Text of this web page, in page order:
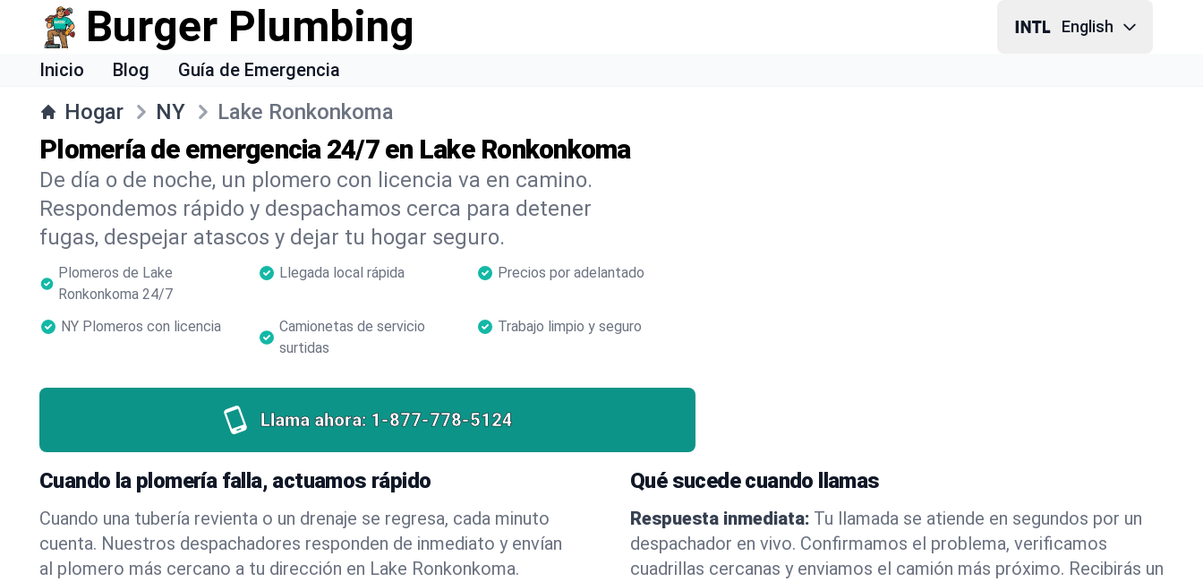
Burger Plumbing English
Inicio Blog Guía de Emergencia
Hogar NY Lake Ronkonkoma
Plomería de emergencia 24/7 en Lake Ronkonkoma
De día o de noche, un plomero con licencia va en camino.
Respondemos rápido y despachamos cerca para detener
fugas, despejar atascos y dejar tu hogar seguro.
Plomeros de Lake
Ronkonkoma 24/7
Llegada local rápida Precios por adelantado
NY Plomeros con licencia
Camionetas de servicio
surtidas
Trabajo limpio y seguro
Llama ahora: 1-877-778-5124
Cuando la plomería falla, actuamos rápido
Cuando una tubería revienta o un drenaje se regresa, cada minuto
cuenta. Nuestros despachadores responden de inmediato y envían
al plomero más cercano a tu dirección en Lake Ronkonkoma.
Qué sucede cuando llamas
Respuesta inmediata: Tu llamada se atiende en segundos por un
despachador en vivo. Confirmamos el problema, verificamos
cuadrillas cercanas y enviamos el camión más próximo. Recibirás un